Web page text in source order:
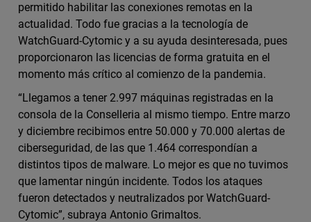
permitido habilitar las conexiones remotas en la
actualidad. Todo fue gracias a la tecnología de
WatchGuard-Cytomic y a su ayuda desinteresada, pues
proporcionaron las licencias de forma gratuita en el
momento más crítico al comienzo de la pandemia.
“Llegamos a tener 2.997 máquinas registradas en la
consola de la Conselleria al mismo tiempo. Entre marzo
y diciembre recibimos entre 50.000 y 70.000 alertas de
ciberseguridad, de las que 1.464 correspondían a
distintos tipos de malware. Lo mejor es que no tuvimos
que lamentar ningún incidente. Todos los ataques
fueron detectados y neutralizados por WatchGuard-
Cytomic”, subraya Antonio Grimaltos.